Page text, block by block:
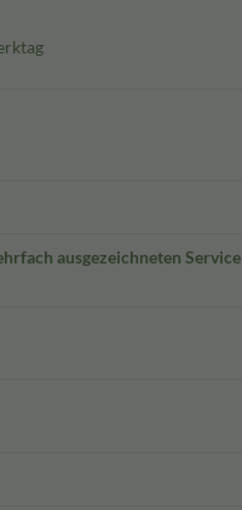
ausgezeichneten Service